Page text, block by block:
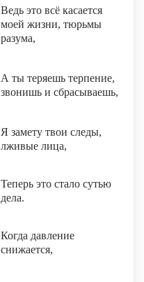
Ведь это всё касается
моей жизни, тюрьмы
разума,
А ты теряешь терпение,
звонишь и сбрасываешь,
Я замету твои следы,
лживые лица,
Теперь это стало сутью
дела.
Когда давление
снижается,